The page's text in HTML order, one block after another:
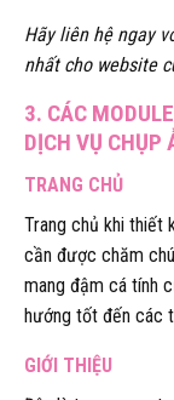
Hãy liên hệ ngay
nhất cho website
3. CÁC
DỊCH VỤ CHỤP
TRANG CHỦ
Trang chủ khi thiết
cần được chăm
mang đậm cá tính
hướng tốt đến các
GIỚI THIỆU